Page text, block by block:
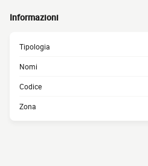
Informazioni
Tipologia
Nomi
Codice
Zona